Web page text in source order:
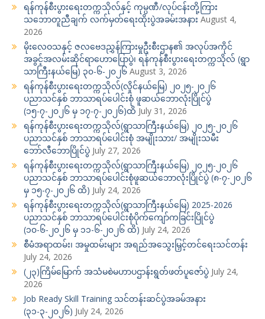
ရန်ကုန်စီးပွားရေးတက္ကသိုလ်နှင့် ကုမ္ပဏီ/လုပ်ငန်းတို့ကြား
သဘောတူညီချက် လက်မှတ်ရေးထိုးပွဲအခမ်းအနား August 4,
2026
မိုးလေဝသနှင့် ဇလဗေဒညွှန်ကြားမှုဦးစီးဌာန၏ အလုပ်အကိုင်
အခွင့်အလမ်းဆိုင်ရာဟောပြောပွဲ၊ ရန်ကုန်စီးပွားရေးတက္ကသိုလ် (ရွာ
သာကြီးနယ်မြေ) ၃၀-၆-၂၀၂၆ August 3, 2026
ရန်ကုန်စီးပွားရေးတက္ကသိုလ်(လှိုင်နယ်မြေ) ၂၀၂၅-၂၀၂၆
ပညာသင်နှစ် ဘာသာရပ်ပေါင်းစုံ ဖူဆယ်ဘောလုံးပြိုင်ပွဲ
(၁၅-၇-၂၀၂၆ မှ ၁၇-၇-၂၀၂၆)ထိ July 31, 2026
ရန်ကုန်စီးပွားရေးတက္ကသိုလ်(ရွာသာကြီးနယ်မြေ) ၂၀၂၅-၂၀၂၆
ပညာသင်နှစ် ဘာသာရပ်ပေါင်းစုံ အမျိုးသား/ အမျိုးသမီး
ဘော်လီဘောပြိုင်ပွဲ July 27, 2026
ရန်ကုန်စီးပွားရေးတက္ကသိုလ်(ရွာသာကြီးနယ်မြေ) ၂၀၂၅-၂၀၂၆
ပညာသင်နှစ် ဘာသာရပ်ပေါင်းစုံဖူဆယ်ဘောလုံးပြိုင်ပွဲ (၈-၇-၂၀၂၆
မှ ၁၅-၇-၂၀၂၆ ထိ) July 24, 2026
ရန်ကုန်စီးပွားရေးတက္ကသိုလ်(ရွာသာကြီးနယ်မြေ) 2025-2026
ပညာသင်နှစ် ဘာသာရပ်ပေါင်းစုံပိုက်ကျော်ကခြင်းပြိုင်ပွဲ
(၁၀-၆-၂၀၂၆ မှ ၁၁-၆-၂၀၂၆ ထိ) July 24, 2026
စီမံအရာထမ်း၊ အမှုထမ်းများ အရည်အသွေးမြှင့်တင်ရေးသင်တန်း
July 24, 2026
(၂၃)ကြိမ်မြောက် အသံမစဲမဟာပဌာန်းရွတ်ဖတ်ပူဇော်ပွဲ July 24,
2026
Job Ready Skill Training သင်တန်းဆင်ပွဲအခမ်အနား
(၃၁-၃-၂၀၂၆) July 24, 2026